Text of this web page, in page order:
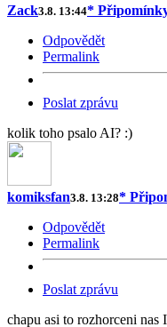
Zack3.8. 13:44*
Odpovědět
Permalink
Poslat zprávu
kolik toho psalo AI? :)
komiksfan3.8. 13:28*
Odpovědět
Permalink
Poslat zprávu
chapu asi to rozhorceni